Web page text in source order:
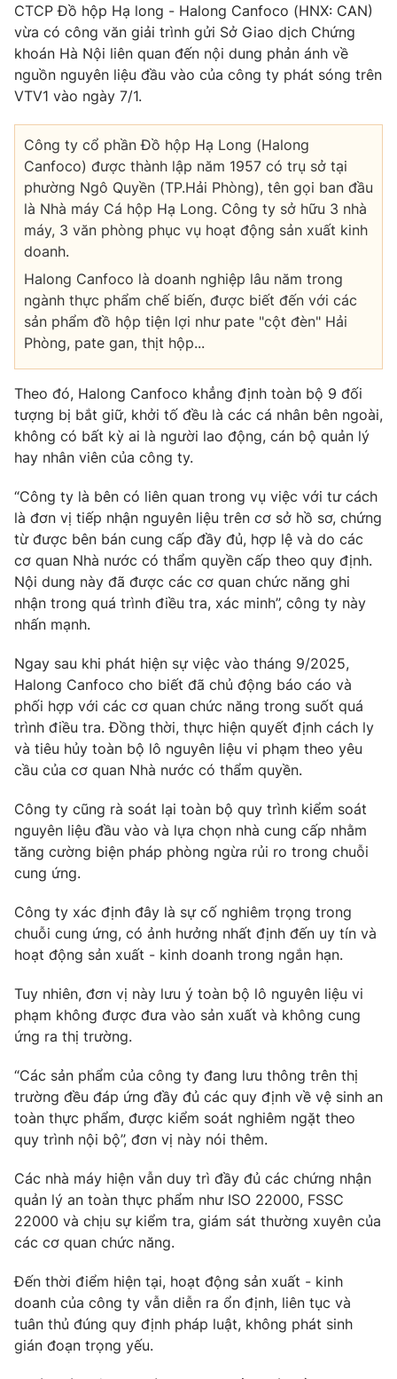
Sản phẩm
Thị trường
Tư vấn
Giao lưu trực tuyến
Lịch phát sóng
Chuyên mục khác
Emagazine Podcast
Photo Infographic
VTV Money VTV Thể thao
VTV Sức khoẻ Bất động sản
Thị trường 24h Tấm lòng Việt
VTV4
VTV9 VTV8
Liên hệ tòa soạn English
THỜI BÁO VTV
Theo dõi báo trên
Cơ quan chủ quản: Đài Truyền hình Việt Nam
Cơ quan báo chí:Thời báo VTV
Giấy phép hoạt động báo in và báo điện tử số 483/GP-BTTTT
cấp ngày 29/12/2023
Phó Tổng Biên tập:
Nguyễn Thị Mỹ Hạnh, Phạm Quốc Thắng,
Nguyễn Trọng Ninh
Tổng đài VTV: 024.38 355 931 - 024.38 355 932
Ðiện thoại Thời báo VTV: 024.66 897 897
Email: toasoan@vtv.vn
Liên hệ quảng cáo:024-7300.7108
® Cấm sao chép dưới mọi hình thức nếu không có sự chấp
thuận bằng văn bản. Ghi rõ nguồn VTV.vn khi phát hành lại
thông tin từ website này.
CTCP Đồ hộp Hạ long - Halong Canfoco (HNX: CAN)
vừa có công văn giải trình gửi Sở Giao dịch Chứng
khoán Hà Nội liên quan đến nội dung phản ánh về
nguồn nguyên liệu đầu vào của công ty phát sóng trên
VTV1 vào ngày 7/1.
Công ty cổ phần Đồ hộp Hạ Long (Halong
Canfoco) được thành lập năm 1957 có trụ sở tại
phường Ngô Quyền (TP.Hải Phòng), tên gọi ban đầu
là Nhà máy Cá hộp Hạ Long. Công ty sở hữu 3 nhà
máy, 3 văn phòng phục vụ hoạt động sản xuất kinh
doanh.
Halong Canfoco là doanh nghiệp lâu năm trong
ngành thực phẩm chế biến, được biết đến với các
sản phẩm đồ hộp tiện lợi như pate "cột đèn" Hải
Phòng, pate gan, thịt hộp...
Theo đó, Halong Canfoco khẳng định toàn bộ 9 đối
tượng bị bắt giữ, khởi tố đều là các cá nhân bên ngoài,
không có bất kỳ ai là người lao động, cán bộ quản lý
hay nhân viên của công ty.
“Công ty là bên có liên quan trong vụ việc với tư cách
là đơn vị tiếp nhận nguyên liệu trên cơ sở hồ sơ, chứng
từ được bên bán cung cấp đầy đủ, hợp lệ và do các
cơ quan Nhà nước có thẩm quyền cấp theo quy định.
Nội dung này đã được các cơ quan chức năng ghi
nhận trong quá trình điều tra, xác minh”, công ty này
nhấn mạnh.
Ngay sau khi phát hiện sự việc vào tháng 9/2025,
Halong Canfoco cho biết đã chủ động báo cáo và
phối hợp với các cơ quan chức năng trong suốt quá
trình điều tra. Đồng thời, thực hiện quyết định cách ly
và tiêu hủy toàn bộ lô nguyên liệu vi phạm theo yêu
cầu của cơ quan Nhà nước có thẩm quyền.
Công ty cũng rà soát lại toàn bộ quy trình kiểm soát
nguyên liệu đầu vào và lựa chọn nhà cung cấp nhằm
tăng cường biện pháp phòng ngừa rủi ro trong chuỗi
cung ứng.
Công ty xác định đây là sự cố nghiêm trọng trong
chuỗi cung ứng, có ảnh hưởng nhất định đến uy tín và
hoạt động sản xuất - kinh doanh trong ngắn hạn.
Tuy nhiên, đơn vị này lưu ý toàn bộ lô nguyên liệu vi
phạm không được đưa vào sản xuất và không cung
ứng ra thị trường.
“Các sản phẩm của công ty đang lưu thông trên thị
trường đều đáp ứng đầy đủ các quy định về vệ sinh an
toàn thực phẩm, được kiểm soát nghiêm ngặt theo
quy trình nội bộ”, đơn vị này nói thêm.
Các nhà máy hiện vẫn duy trì đầy đủ các chứng nhận
quản lý an toàn thực phẩm như ISO 22000, FSSC
22000 và chịu sự kiểm tra, giám sát thường xuyên của
các cơ quan chức năng.
Đến thời điểm hiện tại, hoạt động sản xuất - kinh
doanh của công ty vẫn diễn ra ổn định, liên tục và
tuân thủ đúng quy định pháp luật, không phát sinh
gián đoạn trọng yếu.